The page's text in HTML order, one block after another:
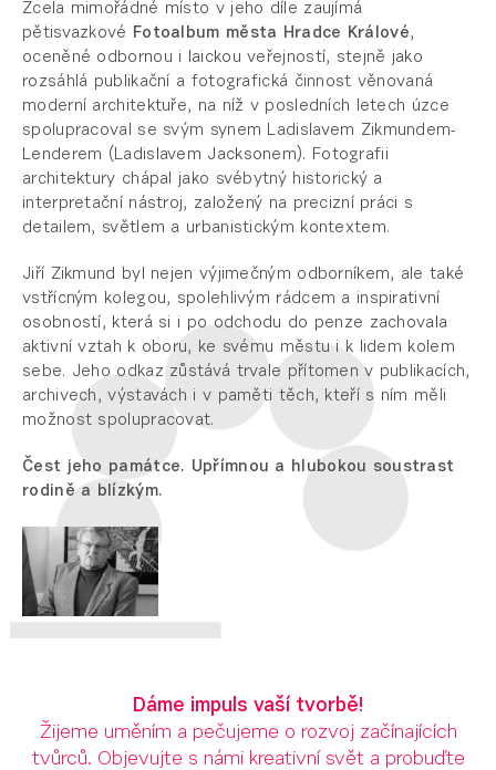
Zcela mimořádné místo v jeho díle zaujímá
pětisvazkové Fotoalbum města Hradce Králové,
oceněné odbornou i laickou veřejností, stejně jako
rozsáhlá publikační a fotografická činnost věnovaná
moderní architektuře, na níž v posledních letech úzce
spolupracoval se svým synem Ladislavem Zikmundem-
Lenderem (Ladislavem Jacksonem). Fotografii
architektury chápal jako svébytný historický a
interpretační nástroj, založený na precizní práci s
detailem, světlem a urbanistickým kontextem.
Jiří Zikmund byl nejen výjimečným odborníkem, ale také
vstřícným kolegou, spolehlivým rádcem a inspirativní
osobností, která si i po odchodu do penze zachovala
aktivní vztah k oboru, ke svému městu i k lidem kolem
sebe. Jeho odkaz zůstává trvale přítomen v publikacích,
archivech, výstavách i v paměti těch, kteří s ním měli
možnost spolupracovat.
Čest jeho památce. Upřímnou a hlubokou soustrast
rodině a blízkým.
Dáme impuls vaší tvorbě!
Žijeme uměním a pečujeme o rozvoj začínajících
tvůrců. Objevujte s námi kreativní svět a probuďte